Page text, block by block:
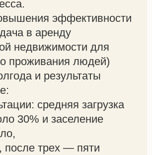
эффективности
в аренду
недвижимости для
проживания людей)
и результаты
средняя загрузка
30% и заселение
после трех — пяти